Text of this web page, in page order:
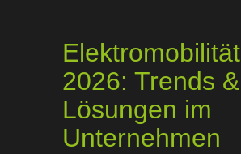
Elektromobilität
2026: Trends &
Lösungen im
Unternehmen